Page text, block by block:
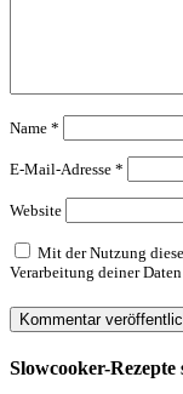
Name *
E-Mail-Adresse *
Website
Mit der Nutzung
Verarbeitung deiner
Slowcooker-Rezepte